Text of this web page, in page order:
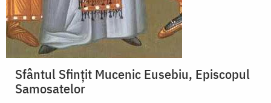
Sfântul Sfințit Mucenic Eusebiu, Episcopul
Samosatelor